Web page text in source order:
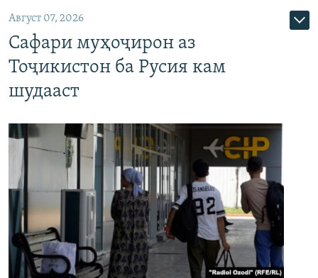
Август 07, 2026
Сафари муҳоҷирон аз
Тоҷикистон ба Русия кам
шудааст